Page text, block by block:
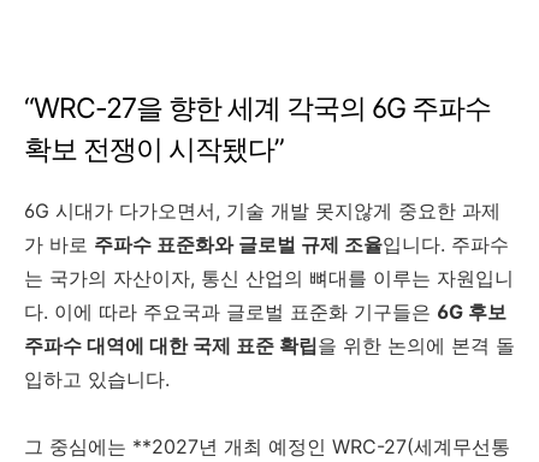
“WRC-27을 향한 세계 각국의 6G 주파수
확보 전쟁이 시작됐다”
6G 시대가 다가오면서, 기술 개발 못지않게 중요한 과제
가 바로 주파수 표준화와 글로벌 규제 조율입니다. 주파수
는 국가의 자산이자, 통신 산업의 뼈대를 이루는 자원입니
다. 이에 따라 주요국과 글로벌 표준화 기구들은 6G 후보
주파수 대역에 대한 국제 표준 확립을 위한 논의에 본격 돌
입하고 있습니다.
그 중심에는 **2027년 개최 예정인 WRC-27(세계무선통